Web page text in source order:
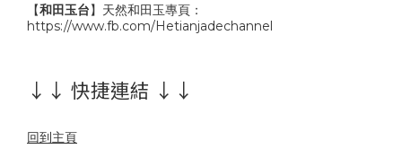
【和田玉台】天然和田玉專頁：
https://www.fb.com/Hetianjadechannel
↓↓ 快捷連結 ↓↓
回到主頁